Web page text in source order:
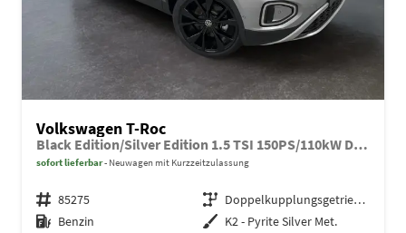
Volkswagen T-Roc
Black Edition/Silver Edition 1.5 TSI 150PS/110kW DSG 2025 +Black Paket+19"ALU+MATRIX+PANO
sofort lieferbar Neuwagen mit Kurzzeitzulassung
Fahrzeugnr. 85275 Getriebe
Doppelkupplungsgetriebe (DSG)
Kraftstoff Benzin Außenfarbe K2 - Pyrite Silver Met.